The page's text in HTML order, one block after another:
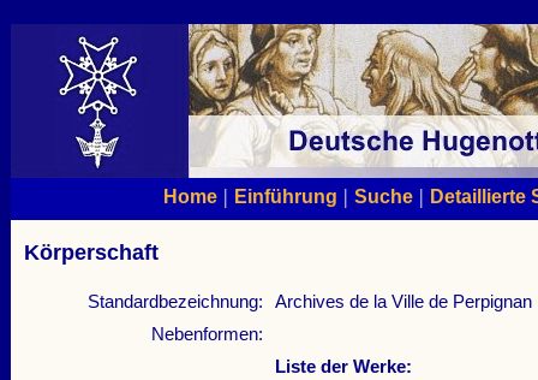
Home| Einführung | Suche| Detaillierte
Körperschaft
Standardbezeichnung:
Archives de la Ville de Perpignan
Nebenformen:
Liste der Werke: